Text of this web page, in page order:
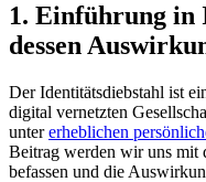
1. ⁣Einführung in
dessen
Der Identitätsdiebstahl ⁢ist
digital ⁢vernetzten
untererheblichen
Beitrag werden wir uns mit
befassen und die